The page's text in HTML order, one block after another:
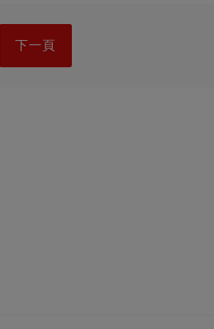
下一頁